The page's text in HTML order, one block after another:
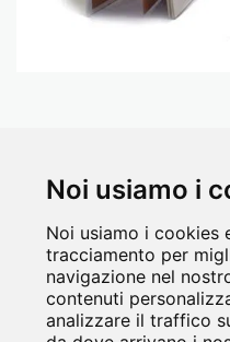
Noi usiamo i
Noi usiamo i cookies
tracciamento per
navigazione nel
contenuti
analizzare il traffico
Copyright ©
PAGINA INIZIALE BIO